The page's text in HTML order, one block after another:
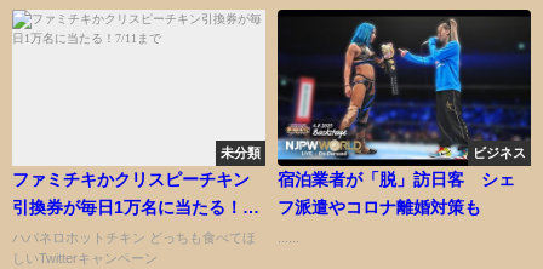
未分類
ファミチキかクリスピーチキン
引換券が毎日1万名に当たる！
7/11まで
ハバネロホットチキン どっちも食べてほ
しいTwitterキャンペーン
ビジネス
宿泊業者が「脱」訪日客 シェ
フ派遣やコロナ離婚対策も